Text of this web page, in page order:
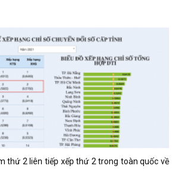
thứ 2 liên tiếp xếp thứ 2 trong toàn quốc về